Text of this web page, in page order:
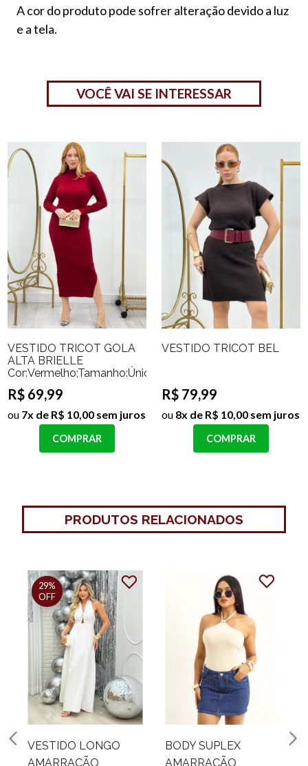
A cor do produto pode sofrer alteração devido a luz
e a tela.
VOCÊ VAI SE INTERESSAR
VESTIDO TRICOT GOLA
ALTA BRIELLE
Cor:Vermelho;Tamanho:Único
R$ 69,99
ou 7x de R$ 10,00 sem juros
COMPRAR
VESTIDO TRICOT BEL
R$ 79,99
ou 8x de R$ 10,00 sem juros
COMPRAR
PRODUTOS RELACIONADOS
VESTIDO LONGO
AMARRAÇÃO
29%
OFF
BODY SUPLEX
AMARRAÇÃO